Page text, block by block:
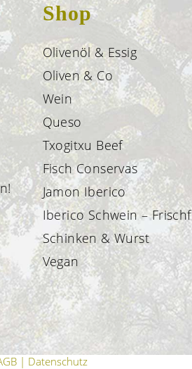
Shop
Olivenöl & Essig
Oliven & Co
Wein
Queso
Txogitxu Beef
Fisch Conservas
Jamon Iberico
Iberico Schwein –
Schinken & Wurst
Vegan
| Datenschutz